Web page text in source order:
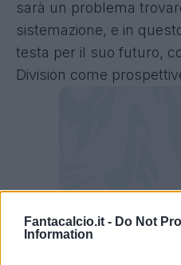
Fantacalcio.it - Do Not
Information
sarà un problema
sistemazione, e in
testa per il suo futuro,
Division come